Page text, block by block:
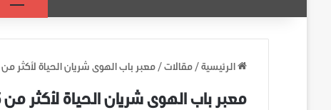
الرئيسية / مقالات / معبر باب الهوى شريان الحياة لأكثر من 3 ملايين مدني
معبر باب الهوى شريان الحياة لأكثر من 3 ملايين مدني